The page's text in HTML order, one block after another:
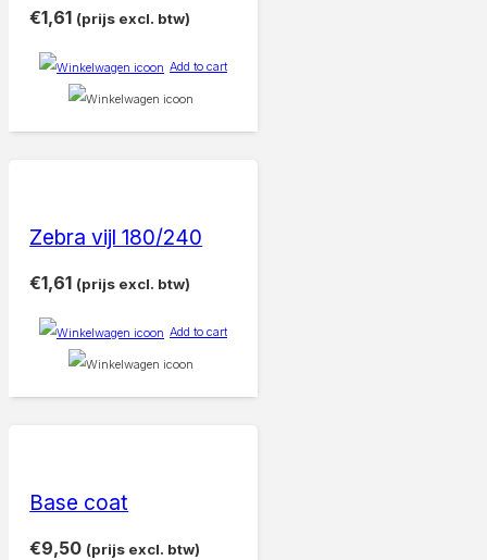
€1,61 (prijs excl. btw)
Add to cart
Zebra vijl 180/240
€1,61 (prijs excl. btw)
Add to cart
Base coat
€9,50 (prijs excl. btw)